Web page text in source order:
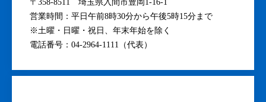
〒358-8511 埼玉県入間市豊岡1-16-1
営業時間：平日午前8時30分から午後5時15分まで
※土曜・日曜・祝日、年末年始を除く
電話番号：04-2964-1111（代表）